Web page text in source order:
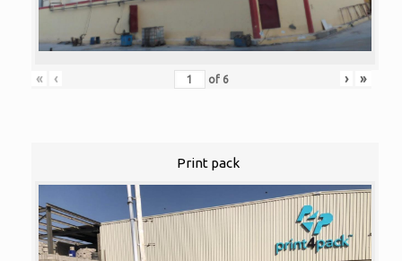
« ‹ of 6 › »
Print pack